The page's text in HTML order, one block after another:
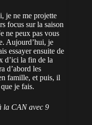
je ne me projette
focus sur la saison
ne peux pas vous
Aujourd’hui, je
essayer ensuite de
d’ici la fin de la
d’abord les
famille, et puis, il
je fais.
la CAN avec 9